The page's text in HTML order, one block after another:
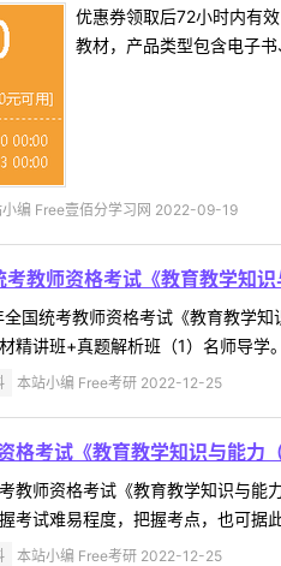
优惠券领取后72小时内有
教材，产品类型包含电子
小编 Free壹佰分学习网 2022-09-19
教师资格考试《教育教学知
国统考教师资格考试《教育教学
材精讲班+真题解析班（1）名师导
本站小编 Free考研 2022-12-25
格考试《教育教学知识与能力
教师资格考试《教育教学知识与能
考试难易程度，把握考点，也可据
本站小编 Free考研 2022-12-25